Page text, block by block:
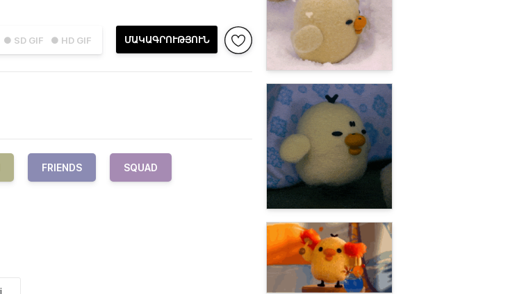
● SD GIF ● HD GIF ՄԱԿԱԳՐՈՒԹՅՈՒՆ
FRIENDS SQUAD